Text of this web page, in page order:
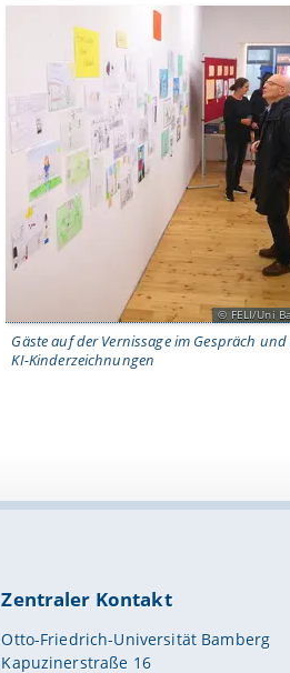
FELI/Uni
Gäste auf der Vernissage im Gespräch
KI-Kinderzeichnungen
Zentraler Kontakt
Otto-Friedrich-Universität Bamberg
Kapuzinerstraße 16